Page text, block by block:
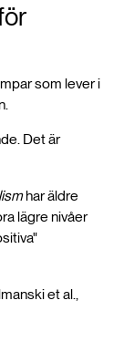
som lever i
Det är
har äldre
lägre nivåer
et al.,